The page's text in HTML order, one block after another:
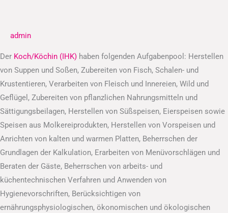
admin
Der Koch/Köchin (IHK) haben folgenden Aufgabenpool: Herstellen
von Suppen und Soßen, Zubereiten von Fisch, Schalen- und
Krustentieren, Verarbeiten von Fleisch und Innereien, Wild und
Geflügel, Zubereiten von pflanzlichen Nahrungsmitteln und
Sättigungsbeilagen, Herstellen von Süßspeisen, Eierspeisen sowie
Speisen aus Molkereiprodukten, Herstellen von Vorspeisen und
Anrichten von kalten und warmen Platten, Beherrschen der
Grundlagen der Kalkulation, Erarbeiten von Menüvorschlägen und
Beraten der Gäste, Beherrschen von arbeits- und
küchentechnischen Verfahren und Anwenden von
Hygienevorschriften, Berücksichtigen von
ernährungsphysiologischen, ökonomischen und ökologischen